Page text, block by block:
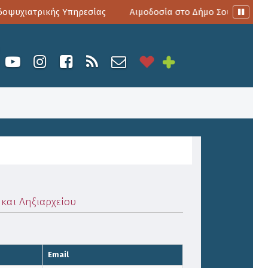
Υπηρεσίας Αιμοδοσία στο Δήμο Σουλίου
Ληξιαρχείου
Email